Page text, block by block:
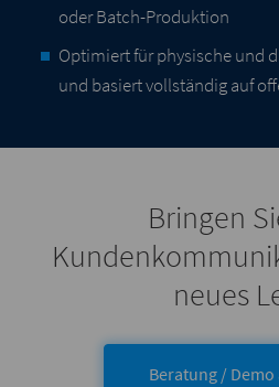
oder Batch-Produktion
Optimiert für physische und
und basiert vollständig auf
Bringen
neues
Beratung /